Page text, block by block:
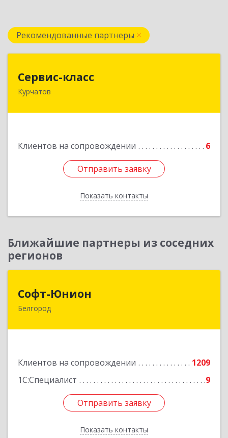
Рекомендованные партнеры
Сервис-класс
Курчатов
Клиентов на сопровождении 6
Отправить заявку
Показать контакты
Подробнее
Отправить заявку
Назад
Ближайшие партнеры из соседних
регионов
Софт-Юнион
Белгород
Клиентов на сопровождении
1209
1С:Специалист
9
Отправить заявку
Показать контакты
308014, Белгородская обл, Белгород г, Садовая
Отправить заявку
Назад